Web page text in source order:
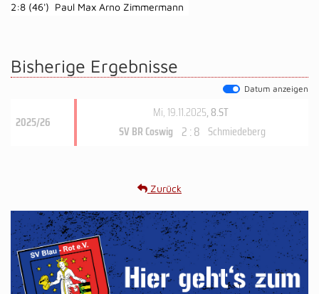
2:8 (46') Paul Max Arno Zimmermann
Bisherige Ergebnisse
Datum anzeigen
2025/26
Mi, 19.11.2025, 8.ST
SV BR Coswig 2 : 8 Schmiedeberg
Zurück